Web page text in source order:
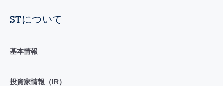
STについて
基本情報
投資家情報（IR）